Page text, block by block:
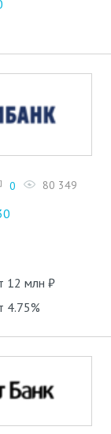
0 80 349
12 млн ₽
4.75%